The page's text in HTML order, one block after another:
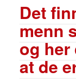
Det
menn
og her
at de